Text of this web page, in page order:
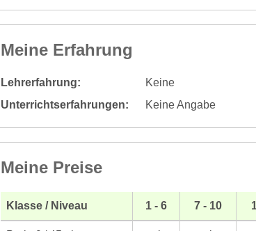
Meine Erfahrung
Lehrerfahrung:
Keine
Unterrichtserfahrungen:
Keine Angabe
Meine Preise
Klasse / Niveau 1 - 6 7 - 10